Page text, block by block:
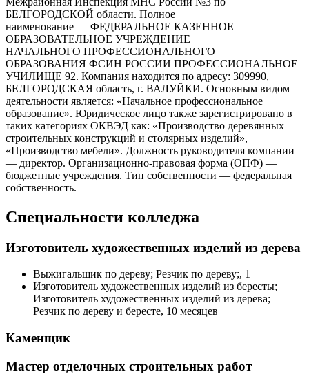
БЕЛГОРОДСКОЙ области. Полное
наименование — ФЕДЕРАЛЬНОЕ КАЗЕННОЕ
ОБРАЗОВАТЕЛЬНОЕ УЧРЕЖДЕНИЕ
НАЧАЛЬНОГО ПРОФЕССИОНАЛЬНОГО
ОБРАЗОВАНИЯ ФСИН РОССИИ ПРОФЕССИОНАЛЬНОЕ
УЧИЛИЩЕ 92. Компания находится по адресу: 309990,
БЕЛГОРОДСКАЯ область, г. ВАЛУЙКИ. Основным видом
деятельности является: «Начальное профессиональное
образование». Юридическое лицо также зарегистрировано в
таких категориях ОКВЭД как: «Производство деревянных
строительных конструкций и столярных изделий»,
«Производство мебели». Должность руководителя компании
— директор. Организационно-правовая форма (ОПФ) —
бюджетные учреждения. Тип собственности — федеральная
собственность.
Специальности колледжа
Изготовитель художественных изделий из дерева
Выжигальщик по дереву; Резчик по дереву;, 1
Изготовитель художественных изделий из бересты;
Изготовитель художественных изделий из дерева;
Резчик по дереву и бересте, 10 месяцев
Каменщик
Мастер отделочных строительных работ